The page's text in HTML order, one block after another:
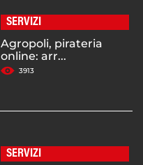
SERVIZI
Agropoli, pirateria
online: arr...
3913
SERVIZI